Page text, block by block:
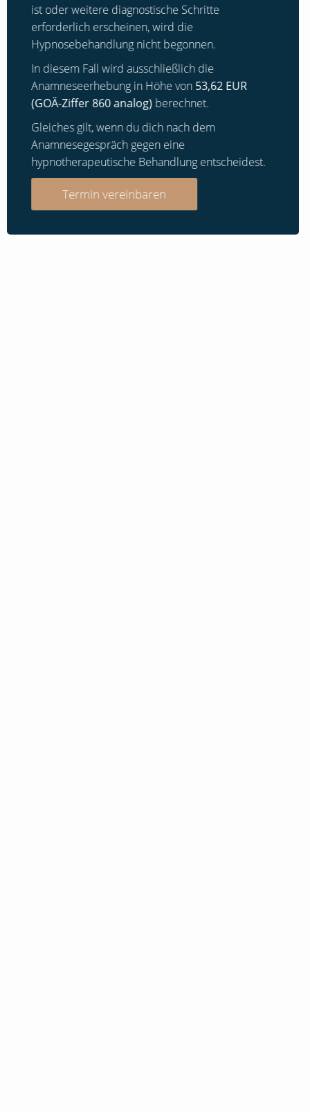
ist oder weitere diagnostische Schritte
erforderlich erscheinen, wird die
Hypnosebehandlung nicht begonnen.
In diesem Fall wird ausschließlich die
Anamneseerhebung in Höhe von53,62 EUR
(GOÄ-Ziffer 860 analog) berechnet.
Gleiches gilt, wenn du dich nach dem
Anamnesegespräch gegen eine
hypnotherapeutische Behandlung entscheidest.
Termin vereinbaren